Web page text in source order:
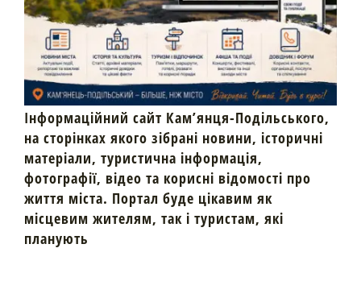
Інформаційний сайт Кам’янця-Подільського,
на сторінках якого зібрані новини, історичні
матеріали, туристична інформація,
фотографії, відео та корисні відомості про
життя міста. Портал буде цікавим як
місцевим жителям, так і туристам, які
планують